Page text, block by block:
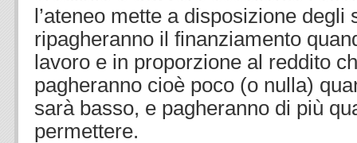
l’ateneo mette a disposizione
ripagheranno il finanziamento
lavoro e in proporzione al reddito
pagheranno cioè poco (o nulla)
sarà basso, e pagheranno di più
permettere.